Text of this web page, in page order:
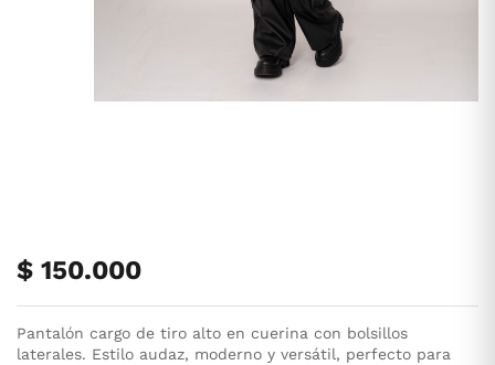
$ 150.000
Pantalón cargo de tiro alto en cuerina con bolsillos
laterales. Estilo audaz, moderno y versátil, perfecto para